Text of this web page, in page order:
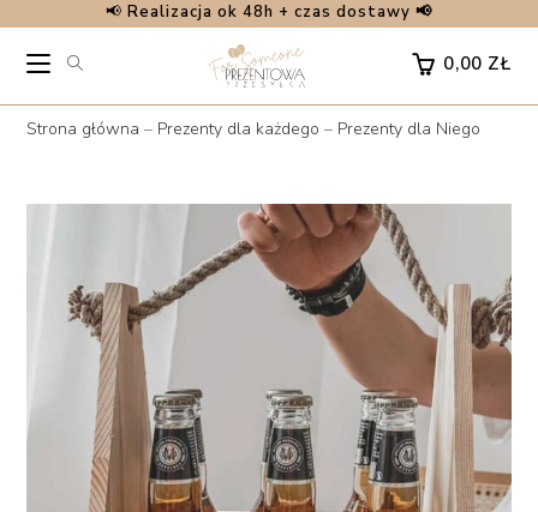
content
📢 Realizacja ok 48h + czas dostawy 📢
0,00 ZŁ
Strona główna – Prezenty dla każdego – Prezenty dla Niego